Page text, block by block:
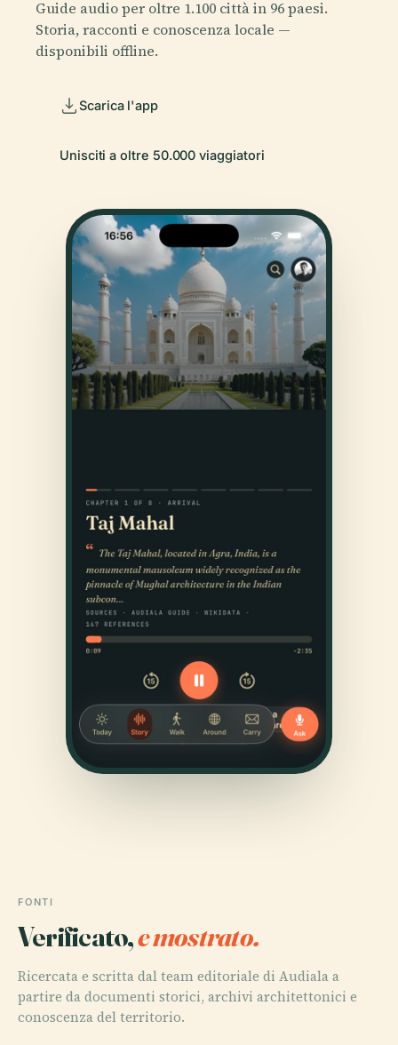
Guide audio per oltre 1.100 città in 96 paesi.
Storia, racconti e conoscenza locale —
disponibili offline.
Scarica l'app
Unisciti a oltre 50.000 viaggiatori
FONTI
Verificato,e mostrato.
Ricercata e scritta dal team editoriale di Audiala a
partire da documenti storici, archivi architettonici e
conoscenza del territorio.